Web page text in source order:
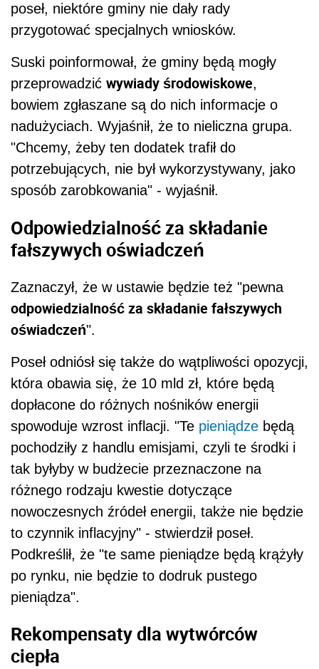
poseł, niektóre gminy nie dały rady
przygotować specjalnych wniosków.
Suski poinformował, że gminy będą mogły
przeprowadzić wywiady środowiskowe,
bowiem zgłaszane są do nich informacje o
nadużyciach. Wyjaśnił, że to nieliczna grupa.
"Chcemy, żeby ten dodatek trafił do
potrzebujących, nie był wykorzystywany, jako
sposób zarobkowania" - wyjaśnił.
Odpowiedzialność za składanie
fałszywych oświadczeń
Zaznaczył, że w ustawie będzie też "pewna
odpowiedzialność za składanie fałszywych
oświadczeń".
Poseł odniósł się także do wątpliwości opozycji,
która obawia się, że 10 mld zł, które będą
dopłacone do różnych nośników energii
spowoduje wzrost inflacji. "Te pieniądze będą
pochodziły z handlu emisjami, czyli te środki i
tak byłyby w budżecie przeznaczone na
różnego rodzaju kwestie dotyczące
nowoczesnych źródeł energii, także nie będzie
to czynnik inflacyjny" - stwierdził poseł.
Podkreślił, że "te same pieniądze będą krążyły
po rynku, nie będzie to dodruk pustego
pieniądza".
Rekompensaty dla wytwórców
ciepła